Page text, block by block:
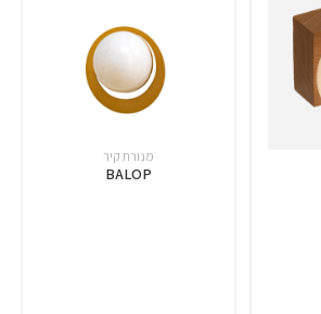
מנורת קיר
BALOP